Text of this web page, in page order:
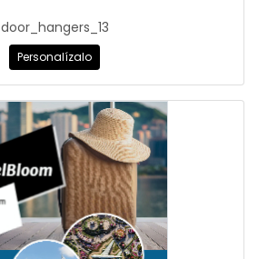
door_hangers_13
Personalízalo